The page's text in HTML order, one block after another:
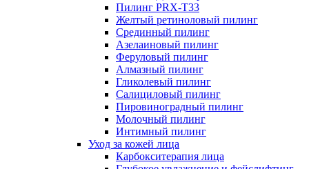
Пилинг PRX-T33
Желтый ретиноловый пилинг
Срединный пилинг
Азелаиновый пилинг
Феруловый пилинг
Алмазный пилинг
Гликолевый пилинг
Салициловый пилинг
Пировиноградный пилинг
Молочный пилинг
Интимный пилинг
Уход за кожей лица
Карбокситерапия лица